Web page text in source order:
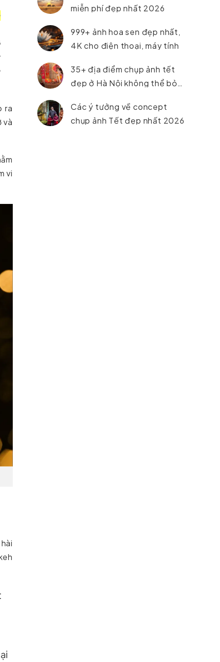
ra
và
vi
miễn phí đẹp nhất 2026
999+ ảnh hoa sen đẹp nhất,
4K cho điện thoại, máy tính
35+ địa điểm chụp ảnh tết
đẹp ở Hà Nội không thể bỏ
Các ý tưởng về concept
chụp ảnh Tết đẹp nhất 2026